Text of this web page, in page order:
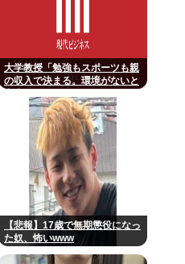
大学教授「勉強もスポーツも親
の収入で決まる。環境がないと
【悲報】17歳で無期懲役になっ
た奴、怖いwww